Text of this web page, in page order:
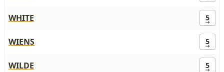
WHITE 5
WIENS 5
WILDE 5